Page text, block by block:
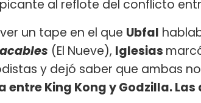
picante al reflote del conflicto
un tape en el que Ubfal
(El Nueve), Iglesias
y dejó saber que ambas
entre King Kong y Godzilla.